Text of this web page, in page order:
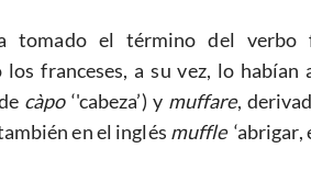
tomado el término del verbo
franceses, a su vez, lo
càpo‘'cabeza’) y muffare,
en el inglés muffle‘abrigar,